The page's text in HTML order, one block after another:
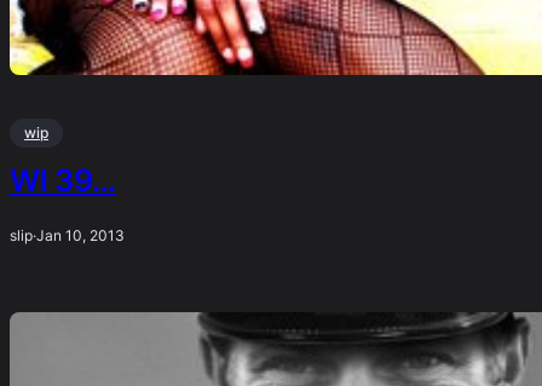
wip
WI 39…
slip·Jan 10, 2013